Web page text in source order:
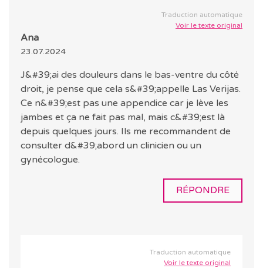
Traduction automatique
Voir le texte original
Ana
23.07.2024
J&#39;ai des douleurs dans le bas-ventre du côté
droit, je pense que cela s&#39;appelle Las Verijas.
Ce n&#39;est pas une appendice car je lève les
jambes et ça ne fait pas mal, mais c&#39;est là
depuis quelques jours. Ils me recommandent de
consulter d&#39;abord un clinicien ou un
gynécologue.
RÉPONDRE
Traduction automatique
Voir le texte original